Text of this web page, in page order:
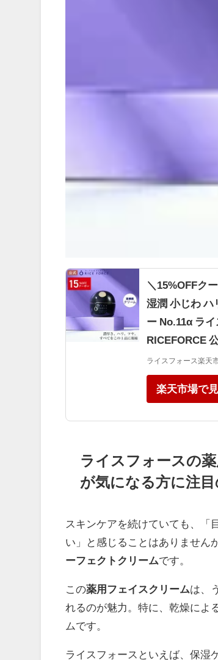
＼15%OFFク
湿潤 小じわ ハ
ー No.11α ラ
RICEFORCE
ライスフォース楽天
楽天市場で
ライスフォースの
が気になる方に注
スキンケアを続けていても、「
い」と感じることはありません
ーフェクトクリームです。
この薬用フェイスクリームは、
れるのが魅力。特に、乾燥によ
ムです。
ライスフォースといえば、保湿